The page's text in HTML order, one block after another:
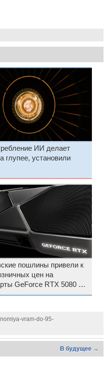
ИИ делает
глупее, установили
пошлины привели к
цен на
GeForce RTX 5080 и
в США
vram-do-95-
В будущее →